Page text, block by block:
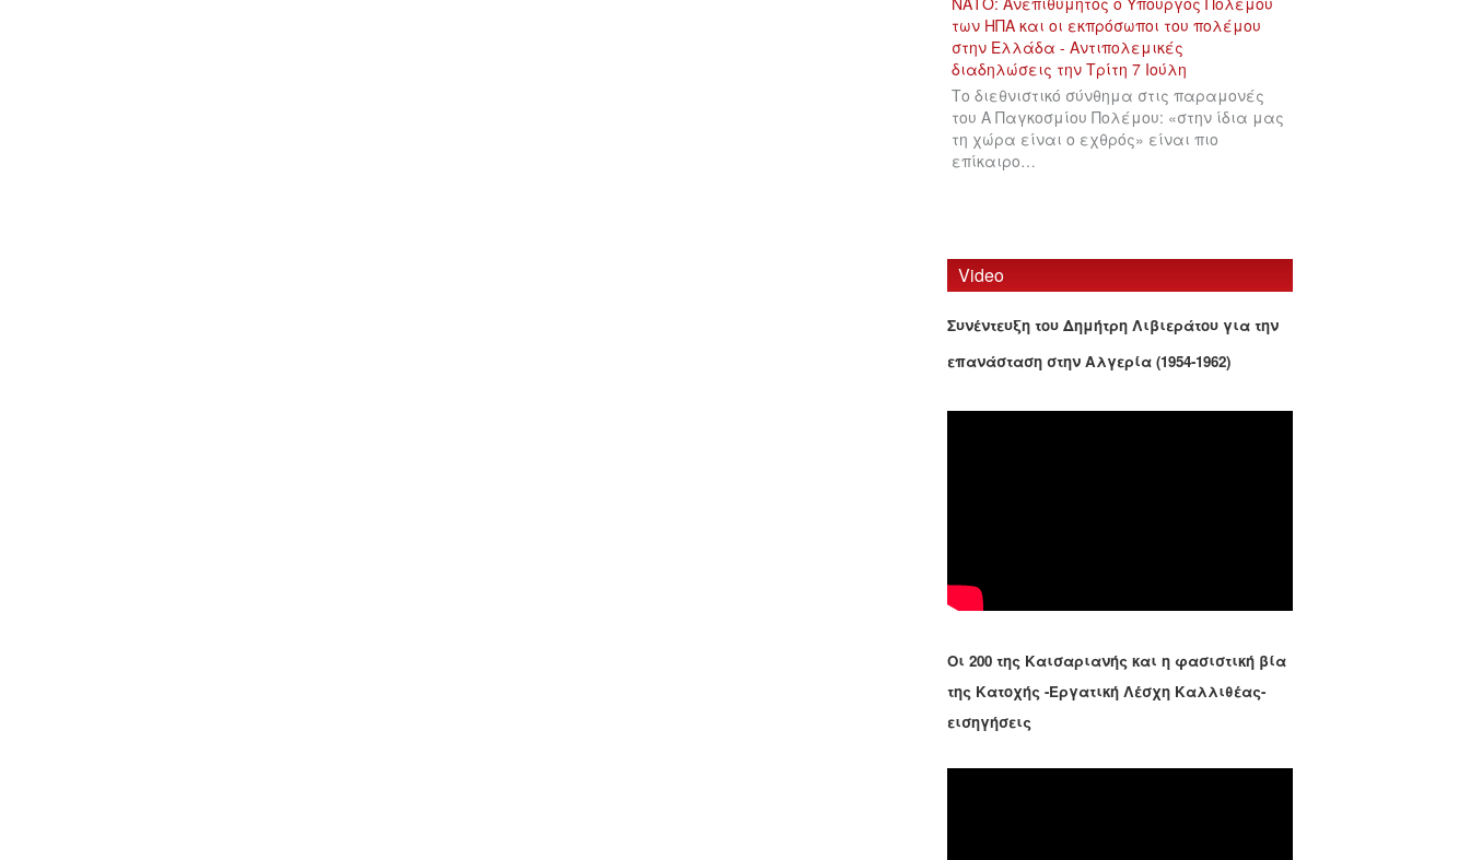
Το διεθνιστικό σύνθημα στις παραμονές
του Α Παγκοσμίου Πολέμου: «στην ίδια μας
τη χώρα είναι ο εχθρός» είναι πιο
επίκαιρο…
Video
Συνέντευξη του Δημήτρη Λιβιεράτου για την
επανάσταση στην Αλγερία (1954-1962)
Οι 200 της Καισαριανής και η φασιστική βία
της Κατοχής -Εργατική Λέσχη Καλλιθέας-
εισηγήσεις